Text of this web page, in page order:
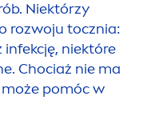
Niektórzy
rozwoju tocznia:
niektóre
Chociaż nie ma
pomóc w